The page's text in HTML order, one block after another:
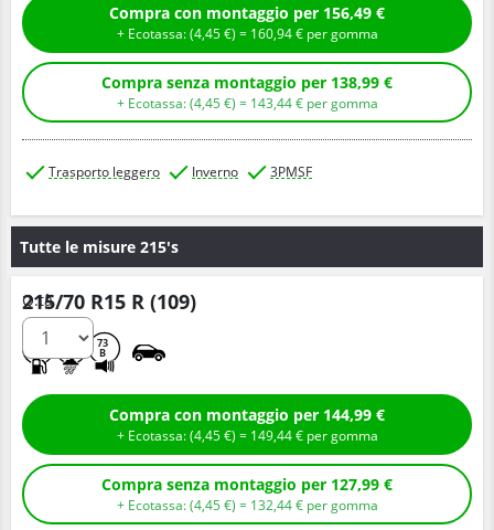
Compra con montaggio per 156,49 €
+ Ecotassa: (4,45€ ) = 160,94€ per gomma
Compra senza montaggio per 138,99 €
+ Ecotassa: (4,45€ ) = 143,44€ per gomma
Trasporto leggero Inverno 3PMSF
Tutte le misure 215's
215/70 R15 R (109)
73
B
Q.tà
Compra con montaggio per 144,99 €
+ Ecotassa: (4,45€ ) = 149,44€ per gomma
Compra senza montaggio per 127,99 €
+ Ecotassa: (4,45€ ) = 132,44€ per gomma